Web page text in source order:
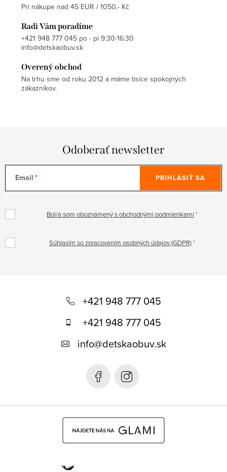
Pri nákupe nad 45 EUR / 1050,- Kč
Radi Vám poradíme
+421 948 777 045 po - pi 9:30-16:30
info@detskaobuv.sk
Overený obchod
Na trhu sme od roku 2012 a máme tisíce spokojných
zákazníkov.
Odoberať newsletter
Email
Bol/a som oboznámený s obchodnými podmienkami
Súhlasím so zpracovaním osobných údajov (GDPR)
PRIHLÁSIŤ SA
+421 948 777 045
+421 948 777 045
info@detskaobuv.sk